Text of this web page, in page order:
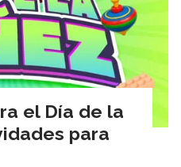
el Día de la
para